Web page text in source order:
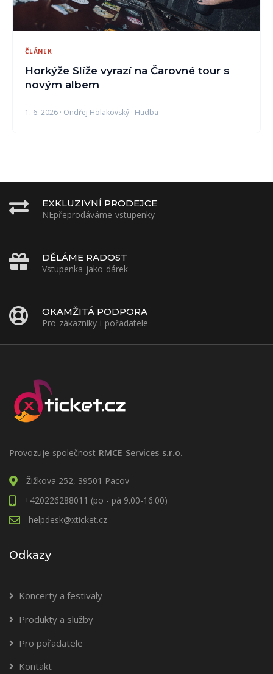
ČLÁNEK
Horkýže Slíže vyrazí na Čarovné tour s
novým albem
1. 6. 2026 · Ondřej Holakovský · Hudba
EXKLUZIVNÍ PRODEJCE
NEpřeprodáváme vstupenky
DĚLÁME RADOST
Vstupenka jako dárek
OKAMŽITÁ PODPORA
Pro zákazníky i pořadatele
Provozuje společnost RMCE Services s.r.o.
Žižkova 252, 39501 Pacov
+420226288011 (po - pá 9.00-16.00)
helpdesk@xticket.cz
Odkazy
Koncerty a festivaly
Produkty a služby
Pro pořadatele
Kontakt